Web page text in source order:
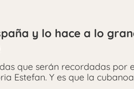
y lo hace a lo
que serán recordadas por
Estefan. Y es que la